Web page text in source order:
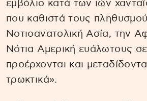
εμβόλιο κατά των ιών
που καθιστά τους
Νοτιοανατολική Ασία, την
Νότια Αμερική ευάλωτους
προέρχονται και
τρωκτικά».